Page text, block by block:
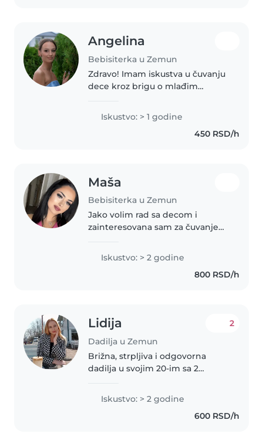
Angelina
Bebisiterka u Zemun
Zdravo! Imam iskustva u čuvanju
dece kroz brigu o mlađim
vreme sa decom. Trudim se da
stvorim prijatnu i sigurnu
Iskustvo: > 1 godine
450 RSD/h
Maša
Bebisiterka u Zemun
Jako volim rad sa decom i
zainteresovana sam za čuvanje
slobodna
samo utorak,cetvrtak i subota
Iskustvo: > 2 godine
800 RSD/h
Lidija
Dadilja u Zemun
2
Brižna, strpljiva i odgovorna
dadilja u svojim 20-im sa 2
bebama, mališanima i
predškolskom decom. Pružam
pomoć sa crtanjem, čitanjem,
Iskustvo: > 2 godine
600 RSD/h